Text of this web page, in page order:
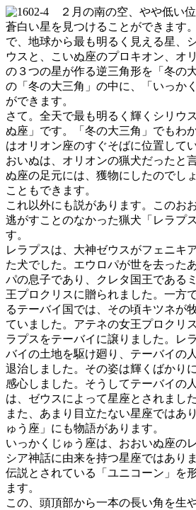
２月の南の空、やや低い
蒼白い星を見つけることができます
で、地球から最も明るく見える星、
ウスと、こいぬ座のプロキオン、オ
の３つの星が作る逆三角形を「冬の
の「冬の大三角」の中に、「いっか
ができます。
さて。全天で最も明るく輝くシリウ
ぬ座」です。「冬の大三角」でもわ
はオリオン座のすぐそばに位置して
おいぬは、オリオンの猟犬だったと
ぬ座の足元には、獲物にしたのでし
こともできます。
これ以外にも説があります。このお
逃がすことのなかった猟犬「レラプ
す。
レラプスは、大神ゼウスがフェニキ
た犬でした。エウロパが世を去った
パの息子であり、クレタ国王である
王プロクリスに贈られました。一方
るテーバイ国では、その頃キツネが
ていました。アテネの女王プロクリ
ラプスをテーバイに譲りました。レ
バイの土地を駆け廻り、テーバイの
退治しました。その姿は輝くばかり
感心しました。そうしてテーバイの
は、ゼウスによって星座とされました
また、あまり目立たない星座ではあ
ゅう座」にも物語があります。
いっかくじゅう座は、おおいぬ座の
シア神話に由来を持つ星座ではあり
伝説とされている「ユニコーン」を
ます。
この、頭頂部から一本の長い角を生